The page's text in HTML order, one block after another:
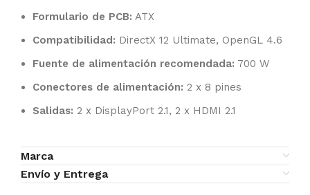
Formulario de PCB: ATX
Compatibilidad: DirectX 12 Ultimate, OpenGL 4.6
Fuente de alimentación recomendada: 700 W
Conectores de alimentación: 2 x 8 pines
Salidas: 2 x DisplayPort 2.1, 2 x HDMI 2.1
Marca
Envío y Entrega